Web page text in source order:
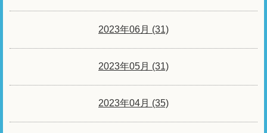
2023年06月 (31)
2023年05月 (31)
2023年04月 (35)